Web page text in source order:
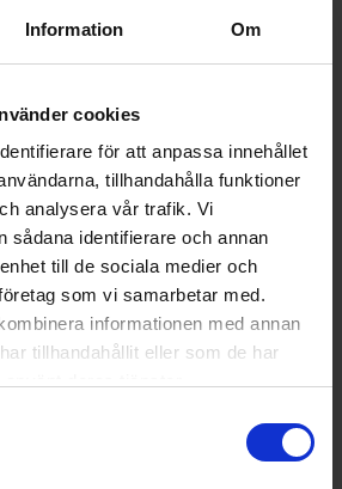
Information Om
cookies
för att anpassa innehållet
tillhandahålla funktioner
analysera vår trafik. Vi
sådana identifierare och annan
till de sociala medier och
som vi samarbetar med.
informationen med annan
tillhandahållit eller som de har
Stekpanna
469:-
I lager